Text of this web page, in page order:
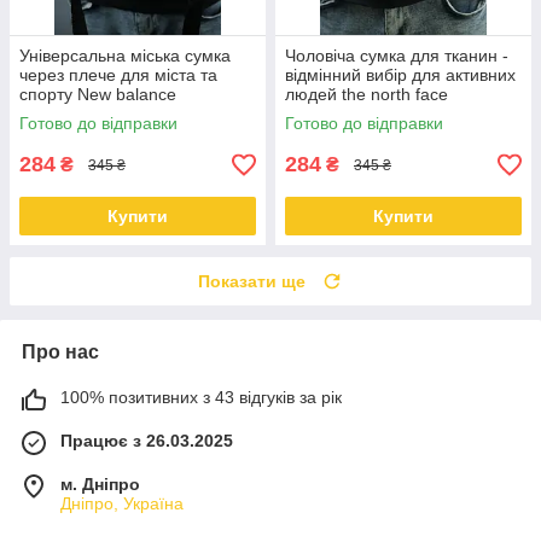
Універсальна міська сумка
через плече для міста та
спорту New balance
Готово до відправки
284 ₴ 345 ₴
Купити
Чоловіча сумка для тканин -
відмінний вибір для активних
людей the north face
Готово до відправки
284 ₴ 345 ₴
Купити
Показати ще
Про нас
100% позитивних з 43 відгуків за рік
Працює з 26.03.2025
м. Дніпро
Дніпро, Україна